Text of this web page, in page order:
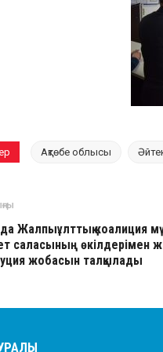
Ақтөбе облысы
Жалпыұлттық коалиция
саласының өкілдерімен
жобасын талқылады